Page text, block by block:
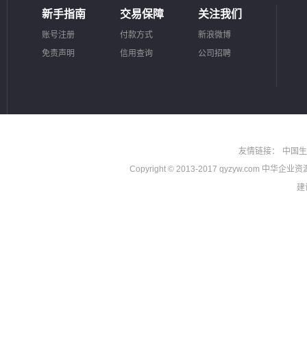
新手指南
账号注册
免责声明
交易保障
付款方式
信用查询
关注我们
新浪微博
公司招聘
友情链接：
中国
Copyright © 2013-2017 qyzyw.com 中华企业资